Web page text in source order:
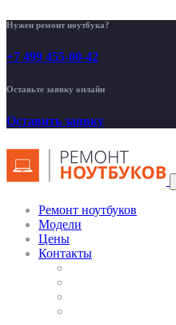
Нужен ремонт ноутбука?
+7 499 455-00-42
Оставьте заявку онлайн
Оставить заявку
Ремонт ноутбуков
Модели
Цены
Контакты